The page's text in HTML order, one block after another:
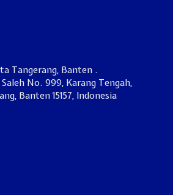
Tangerang, Banten .
No. 999, Karang Tengah,
Banten 15157, Indonesia